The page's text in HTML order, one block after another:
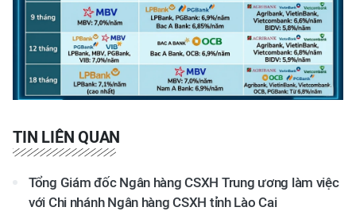
TIN LIÊN QUAN
Tổng Giám đốc Ngân hàng CSXH Trung ương làm việc
với Chi nhánh Ngân hàng CSXH tỉnh Lào Cai